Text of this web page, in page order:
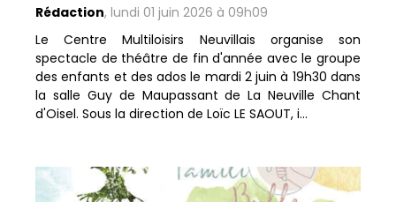
Rédaction, lundi 01 juin 2026 à 09h09
Le Centre Multiloisirs Neuvillais organise son
spectacle de théâtre de fin d'année avec le groupe
des enfants et des ados le mardi 2 juin à 19h30 dans
la salle Guy de Maupassant de La Neuville Chant
d'Oisel. Sous la direction de Loïc LE SAOUT, i...